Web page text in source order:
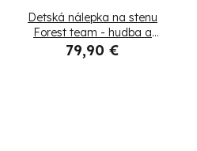
Detská nálepka na stenu
Forest team - hudba a
tanec zvieratiek
79,90 €